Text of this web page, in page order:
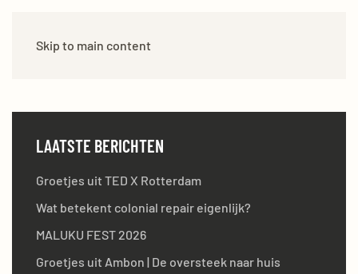
Skip to main content
LAATSTE BERICHTEN
Groetjes uit TED X Rotterdam
Wat betekent colonial repair eigenlijk?
MALUKU FEST 2026
Groetjes uit Ambon | De oversteek naar huis